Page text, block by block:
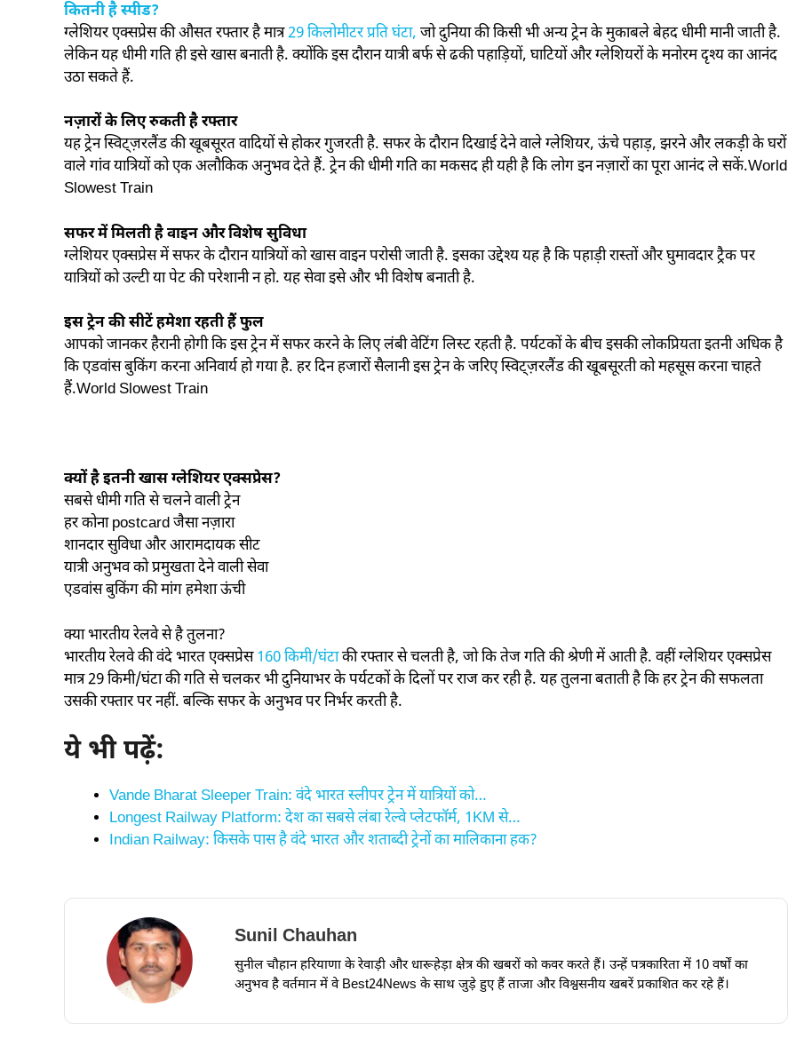
कितनी है स्पीड?
ग्लेशियर एक्सप्रेस की औसत रफ्तार है मात्र29 किलोमीटर प्रति घंटा, जो दुनिया की किसी भी अन्य ट्रेन के मुकाबले बेहद धीमी मानी जाती है.
लेकिन यह धीमी गति ही इसे खास बनाती है. क्योंकि इस दौरान यात्री बर्फ से ढकी पहाड़ियों, घाटियों और ग्लेशियरों के मनोरम दृश्य का आनंद
उठा सकते हैं.
नज़ारों के लिए रुकती है रफ्तार
यह ट्रेन स्विट्ज़रलैंड की खूबसूरत वादियों से होकर गुजरती है. सफर के दौरान दिखाई देने वाले ग्लेशियर, ऊंचे पहाड़, झरने और लकड़ी के घरों
वाले गांव यात्रियों को एक अलौकिक अनुभव देते हैं. ट्रेन की धीमी गति का मकसद ही यही है कि लोग इन नज़ारों का पूरा आनंद ले सकें.World
Slowest Train
सफर में मिलती है वाइन और विशेष सुविधा
ग्लेशियर एक्सप्रेस में सफर के दौरान यात्रियों को खास वाइन परोसी जाती है. इसका उद्देश्य यह है कि पहाड़ी रास्तों और घुमावदार ट्रैक पर
यात्रियों को उल्टी या पेट की परेशानी न हो. यह सेवा इसे और भी विशेष बनाती है.
इस ट्रेन की सीटें हमेशा रहती हैं फुल
आपको जानकर हैरानी होगी कि इस ट्रेन में सफर करने के लिए लंबी वेटिंग लिस्ट रहती है. पर्यटकों के बीच इसकी लोकप्रियता इतनी अधिक है
कि एडवांस बुकिंग करना अनिवार्य हो गया है. हर दिन हजारों सैलानी इस ट्रेन के जरिए स्विट्ज़रलैंड की खूबसूरती को महसूस करना चाहते
हैं.World Slowest Train
क्यों है इतनी खास ग्लेशियर एक्सप्रेस?
सबसे धीमी गति से चलने वाली ट्रेन
हर कोना postcard जैसा नज़ारा
शानदार सुविधा और आरामदायक सीट
यात्री अनुभव को प्रमुखता देने वाली सेवा
एडवांस बुकिंग की मांग हमेशा ऊंची
क्या भारतीय रेलवे से है तुलना?
भारतीय रेलवे की वंदे भारत एक्सप्रेस160 किमी/घंटाकी रफ्तार से चलती है, जो कि तेज गति की श्रेणी में आती है. वहीं ग्लेशियर एक्सप्रेस
मात्र 29 किमी/घंटा की गति से चलकर भी दुनियाभर के पर्यटकों के दिलों पर राज कर रही है. यह तुलना बताती है कि हर ट्रेन की सफलता
उसकी रफ्तार पर नहीं. बल्कि सफर के अनुभव पर निर्भर करती है.
ये भी पढ़ें:
Vande Bharat Sleeper Train: वंदे भारत स्लीपर ट्रेन में यात्रियों को…
Longest Railway Platform: देश का सबसे लंबा रेल्वे प्लेटफॉर्म, 1KM से…
Indian Railway: किसके पास है वंदे भारत और शताब्दी ट्रेनों का मालिकाना हक?
Sunil Chauhan
सुनील चौहान हरियाणा के रेवाड़ी और धारूहेड़ा क्षेत्र की खबरों को कवर करते हैं। उन्हें पत्रकारिता में 10 वर्षों का
अनुभव है वर्तमान में वे Best24News के साथ जुड़े हुए हैं ताजा और विश्वसनीय खबरें प्रकाशित कर रहे हैं।